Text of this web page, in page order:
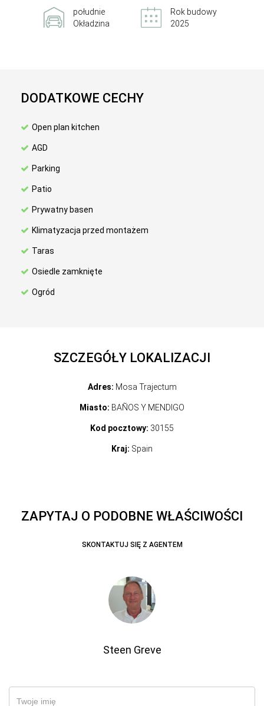
południe
Okładzina
Rok budowy
2025
DODATKOWE CECHY
Open plan kitchen
AGD
Parking
Patio
Prywatny basen
Klimatyzacja przed montażem
Taras
Osiedle zamknięte
Ogród
SZCZEGÓŁY LOKALIZACJI
Adres: Mosa Trajectum
Miasto: BAÑOS Y MENDIGO
Kod pocztowy: 30155
Kraj: Spain
ZAPYTAJ O PODOBNE WŁAŚCIWOŚCI
SKONTAKTUJ SIĘ Z AGENTEM
Steen Greve